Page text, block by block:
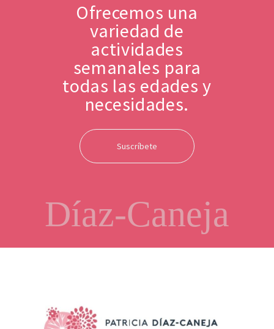
Ofrecemos una
variedad de
actividades
semanales para
todas las edades y
necesidades.
Suscríbete
Díaz-Caneja